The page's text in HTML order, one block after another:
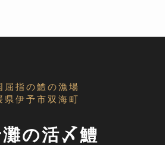
屈指の鱧の漁場
県伊予市双海町
の活〆鱧